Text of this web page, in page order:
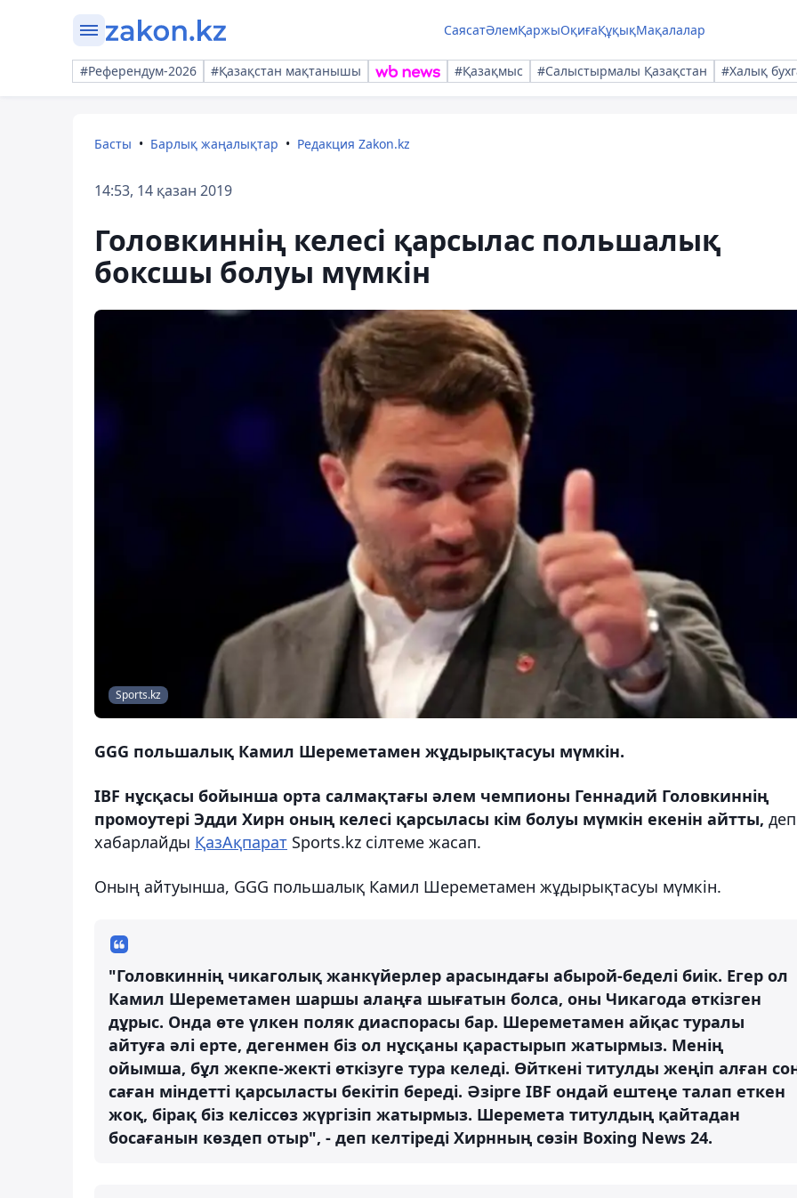
СаясатӘлемҚаржыОқиғаҚұқықМақалалар
#Референдум-2026 #Қазақстан мақтанышы #Қазақмыс #Салыстырмалы Қазақстан #Халық
Басты Барлық жаңалықтар Редакция Zakon.kz
14:53, 14 қазан 2019
Головкиннің келесі қарсылас польшалық
боксшы болуы мүмкін
Sports.kz
GGG польшалық Камил Шереметамен жұдырықтасуы мүмкін.
IBF нұсқасы бойынша орта салмақтағы әлем чемпионы Геннадий Головкиннің
промоутері Эдди Хирн оның келесі қарсыласы кім болуы мүмкін екенін айтты, деп
хабарлайды ҚазАқпарат Sports.kz сілтеме жасап.
Оның айтуынша, GGG польшалық Камил Шереметамен жұдырықтасуы мүмкін.
"Головкиннің чикаголық жанкүйерлер арасындағы абырой-беделі биік. Егер ол
Камил Шереметамен шаршы алаңға шығатын болса, оны Чикагода өткізген
дұрыс. Онда өте үлкен поляк диаспорасы бар. Шереметамен айқас туралы
айтуға әлі ерте, дегенмен біз ол нұсқаны қарастырып жатырмыз. Менің
ойымша, бұл жекпе-жекті өткізуге тура келеді. Өйткені титулды жеңіп алған
саған міндетті қарсыласты бекітіп береді. Әзірге IBF ондай ештеңе талап еткен
жоқ, бірақ біз келіссөз жүргізіп жатырмыз. Шеремета титулдың қайтадан
босағанын көздеп отыр", - деп келтіреді Хирнның сөзін Boxing News 24.